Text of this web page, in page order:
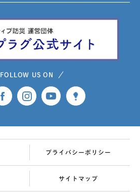
FOLLOW US ON
プライバシーポリシー
サイトマップ